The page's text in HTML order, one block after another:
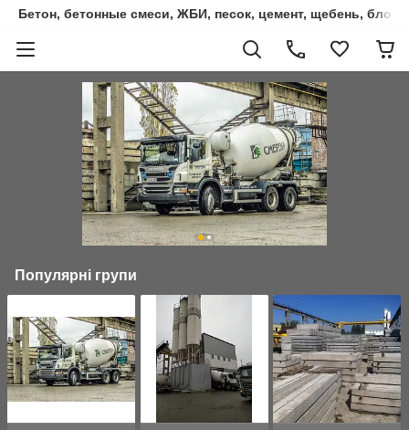
Бетон, бетонные смеси, ЖБИ, песок, цемент, щебень,
Популярні групи